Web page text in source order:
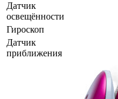
Датчик
освещённости
Гироскоп
Датчик
приближения